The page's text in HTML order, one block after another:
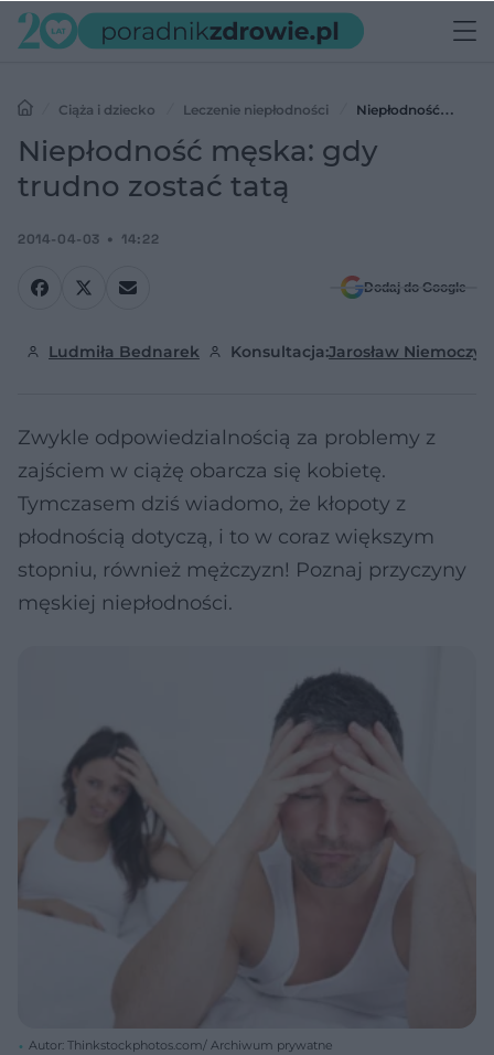
Ciąża i dziecko Leczenie niepłodności
Niepłodność
męska: gdy trudno zostać tatą
Niepłodność męska: gdy
trudno zostać tatą
2014-04-03 14:22
Dodaj do Google
Ludmiła Bednarek Konsultacja:Jarosław
Zwykle odpowiedzialnością za problemy z
zajściem w ciążę obarcza się kobietę.
Tymczasem dziś wiadomo, że kłopoty z
płodnością dotyczą, i to w coraz większym
stopniu, również mężczyzn! Poznaj przyczyny
męskiej niepłodności.
Autor: Thinkstockphotos.com/ Archiwum prywatne